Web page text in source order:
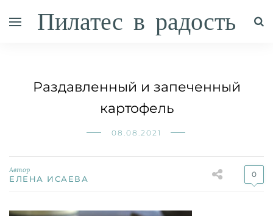
Пилатес в радость
Раздавленный и запеченный
картофель
08.08.2021
Автор
ЕЛЕНА ИСАЕВА 0